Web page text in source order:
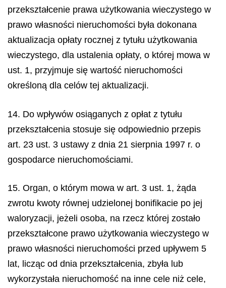
przekształcenie prawa użytkowania wieczystego w
prawo własności nieruchomości była dokonana
aktualizacja opłaty rocznej z tytułu użytkowania
wieczystego, dla ustalenia opłaty, o której mowa w
ust. 1, przyjmuje się wartość nieruchomości
określoną dla celów tej aktualizacji.
14. Do wpływów osiąganych z opłat z tytułu
przekształcenia stosuje się odpowiednio przepis
art. 23 ust. 3 ustawy z dnia 21 sierpnia 1997 r. o
gospodarce nieruchomościami.
15. Organ, o którym mowa w art. 3 ust. 1, żąda
zwrotu kwoty równej udzielonej bonifikacie po jej
waloryzacji, jeżeli osoba, na rzecz której zostało
przekształcone prawo użytkowania wieczystego w
prawo własności nieruchomości przed upływem 5
lat, licząc od dnia przekształcenia, zbyła lub
wykorzystała nieruchomość na inne cele niż cele,